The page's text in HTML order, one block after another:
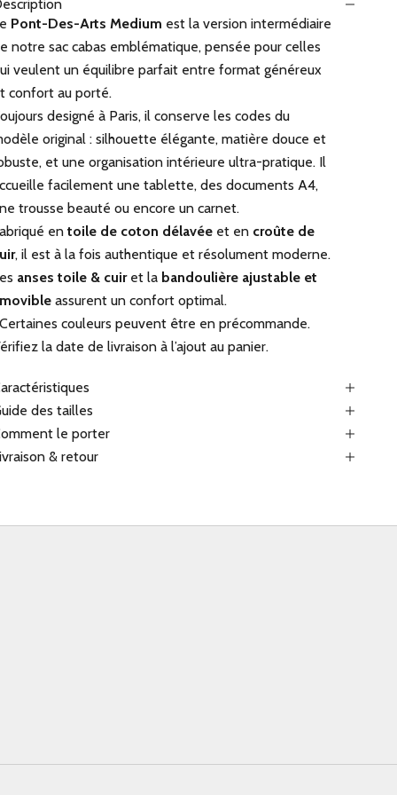
Pont-Des-Arts Medium est la version intermédiaire
notre sac cabas emblématique, pensée pour celles
veulent un équilibre parfait entre format généreux
confort au porté.
designé à Paris, il conserve les codes du
original : silhouette élégante, matière douce et
et une organisation intérieure ultra-pratique. Il
facilement une tablette, des documents A4,
trousse beauté ou encore un carnet.
entoile de coton délavée et en croûte de
, il est à la fois authentique et résolument moderne.
anses toile & cuiret la bandoulière ajustable et
assurent un confort optimal.
Certaines couleurs peuvent être en précommande.
la date de livraison à l’ajout au panier.
des tailles
le porter
& retour